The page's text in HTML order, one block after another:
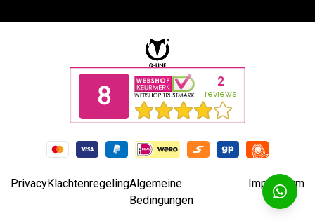
PrivacyKlachtenregelingAlgemeine
Bedingungen
Impressum